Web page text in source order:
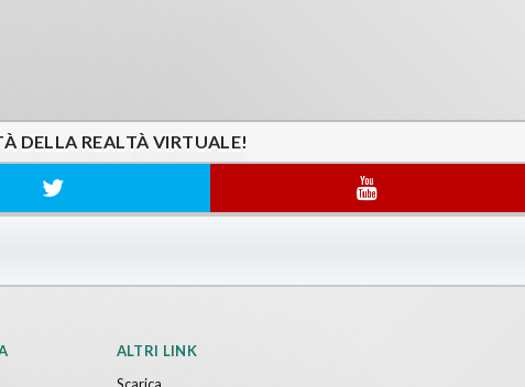
DELLA REALTÀ VIRTUALE!
ALTRI LINK